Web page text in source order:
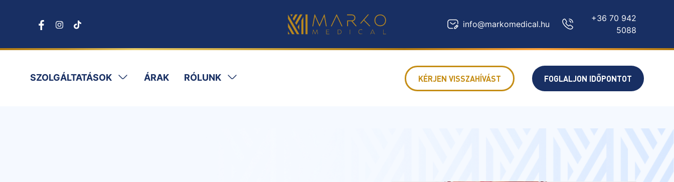
info@markomedical.hu
+36 70 942
5088
SZOLGÁLTATÁSOK ÁRAK RÓLUNK KÉRJEN VISSZAHÍVÁST FOGLALJON IDŐPONTOT